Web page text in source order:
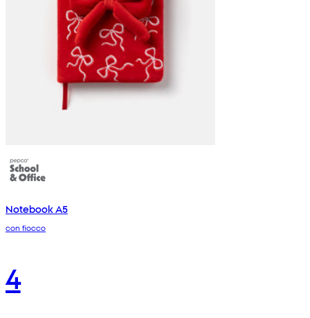
Notebook A5
con fiocco
4